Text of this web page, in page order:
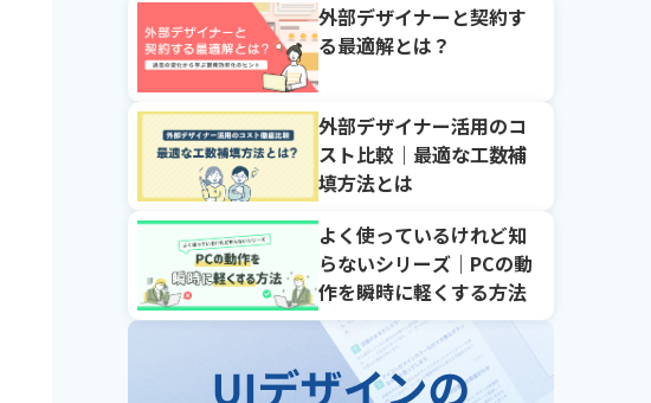
外部デザイナーと契約す
る最適解とは？
外部デザイナー活用のコ
スト比較｜最適な工数補
填方法とは
よく使っているけれど知
らないシリーズ｜PCの動
作を瞬時に軽くする方法